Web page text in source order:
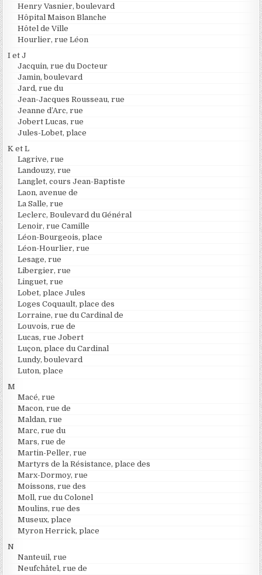
Henry Vasnier, boulevard
Hôpital Maison Blanche
Hôtel de Ville
Hourlier, rue Léon
I et J
Jacquin, rue du Docteur
Jamin, boulevard
Jard, rue du
Jean-Jacques Rousseau, rue
Jeanne d’Arc, rue
Jobert Lucas, rue
Jules-Lobet, place
K et L
Lagrive, rue
Landouzy, rue
Langlet, cours Jean-Baptiste
Laon, avenue de
La Salle, rue
Leclerc, Boulevard du Général
Lenoir, rue Camille
Léon-Bourgeois, place
Léon-Hourlier, rue
Lesage, rue
Libergier, rue
Linguet, rue
Lobet, place Jules
Loges Coquault, place des
Lorraine, rue du Cardinal de
Louvois, rue de
Lucas, rue Jobert
Luçon, place du Cardinal
Lundy, boulevard
Luton, place
M
Macé, rue
Macon, rue de
Maldan, rue
Marc, rue du
Mars, rue de
Martin-Peller, rue
Martyrs de la Résistance, place des
Marx-Dormoy, rue
Moissons, rue des
Moll, rue du Colonel
Moulins, rue des
Museux, place
Myron Herrick, place
N
Nanteuil, rue
Neufchâtel, rue de